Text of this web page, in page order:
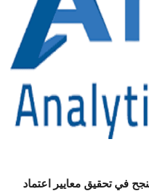
في تحقيق معايير اعتماد